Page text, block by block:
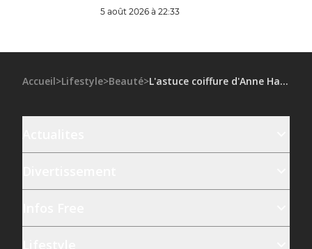
5 août 2026 à 22:33
Accueil>Lifestyle>Beauté> L'astuce coiffure d'Anne Hathaway pour lifter les traits sans chirurgie